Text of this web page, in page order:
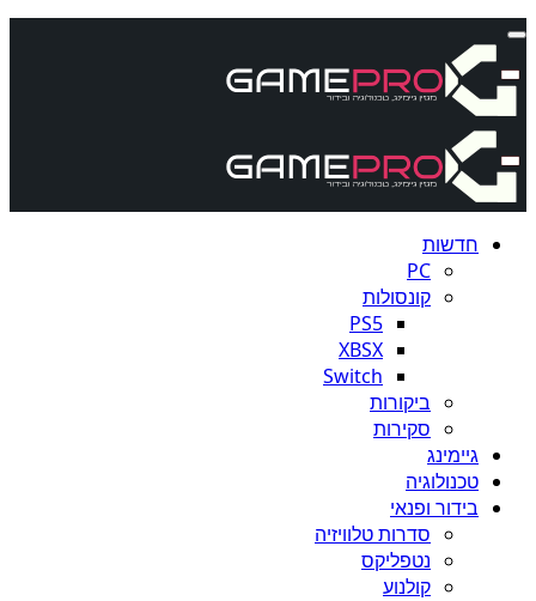
חדשות
PC
קונסולות
PS5
XBSX
Switch
ביקורות
סקירות
גיימינג
טכנולוגיה
בידור ופנאי
סדרות טלוויזיה
נטפליקס
קולנוע